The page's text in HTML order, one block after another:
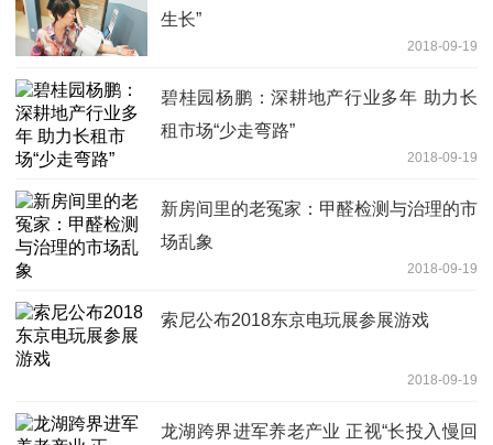
生长”
2018-09-19
碧桂园杨鹏：深耕地产行业多年 助力长
租市场“少走弯路”
2018-09-19
新房间里的老冤家：甲醛检测与治理的市
场乱象
2018-09-19
索尼公布2018东京电玩展参展游戏
2018-09-19
龙湖跨界进军养老产业 正视“长投入慢回